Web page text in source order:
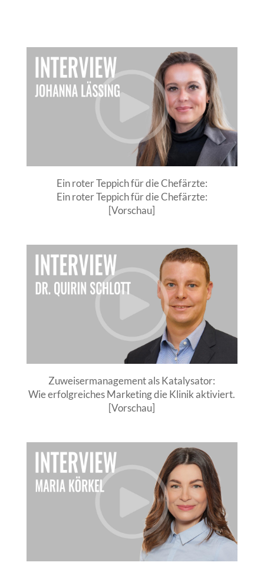
Ein roter Teppich für die Chefärzte:
Ein roter Teppich für die Chefärzte:
[Vorschau]
Zuweisermanagement als Katalysator:
Wie erfolgreiches Marketing die Klinik aktiviert.
[Vorschau]